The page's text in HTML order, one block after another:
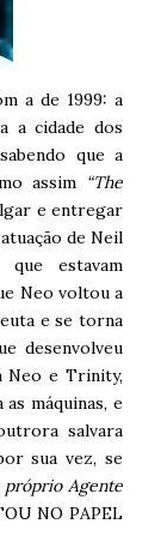
a de 1999: a
a cidade dos
que a
assim “The
e entregar
de Neil
estavam
Neo voltou a
e se torna
desenvolveu
Neo e Trinity,
máquinas, e
salvara
sua vez, se
próprio Agente
NO PAPEL